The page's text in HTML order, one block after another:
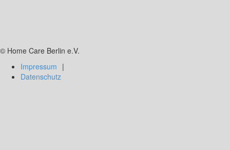
© Home Care Berlin e.V.
Impressum
Datenschutz